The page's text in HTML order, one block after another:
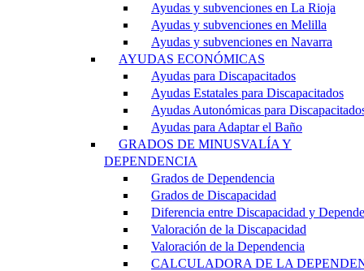
Ayudas y subvenciones en La Rioja
Ayudas y subvenciones en Melilla
Ayudas y subvenciones en Navarra
AYUDAS ECONÓMICAS
Ayudas para Discapacitados
Ayudas Estatales para Discapacitados
Ayudas Autonómicas para
Ayudas para Adaptar el Baño
GRADOS DE MINUSVALÍA Y
DEPENDENCIA
Grados de Dependencia
Grados de Discapacidad
Diferencia entre Discapacidad y
Valoración de la Discapacidad
Valoración de la Dependencia
CALCULADORA DE LA